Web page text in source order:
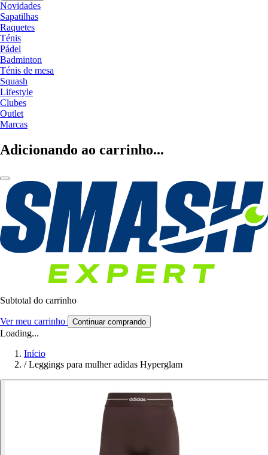
Novidades
Sapatilhas
Raquetes
Ténis
Pádel
Badminton
Ténis de mesa
Squash
Lifestyle
Clubes
Outlet
Marcas
Adicionando ao carrinho...
Subtotal do carrinho
Ver meu carrinho Continuar comprando
Loading...
Início
/ Leggings para mulher adidas Hyperglam